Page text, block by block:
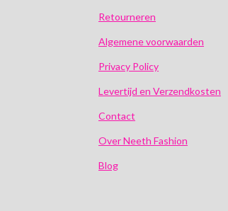
Retourneren
Algemene voorwaarden
Privacy Policy
Levertijd en Verzendkosten
Contact
Over Neeth Fashion
Blog